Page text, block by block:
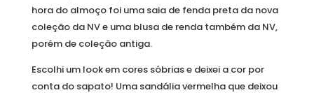
hora do almoço foi uma saia de fenda preta da nova
coleção da NV e uma blusa de renda também da NV,
porém de coleção antiga.
Escolhi um look em cores sóbrias e deixei a cor por
conta do sapato! Uma sandália vermelha que deixou